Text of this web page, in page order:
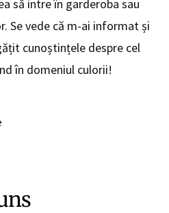
să intre în garderoba sau
Se vede că m-ai informat și
cunoștințele despre cel
în domeniul culorii!